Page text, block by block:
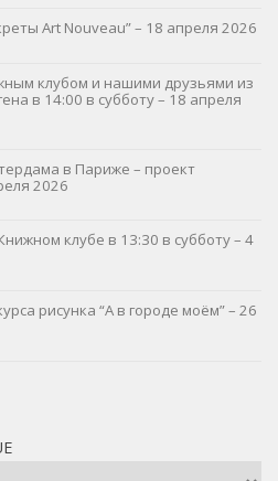
Art Nouveau” – 18 апреля 2026
клубом и нашими друзьями из
в 14:00 в субботу – 18 апреля
в Париже – проект
2026
клубе в 13:30 в субботу – 4
рисунка “А в городе моём” – 26